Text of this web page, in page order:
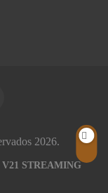
2026.
V21 STREAMING